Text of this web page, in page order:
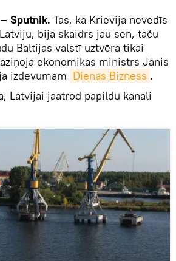
Sputnik. Tas, ka Krievija nevedīs
bija skaidrs jau sen, taču
Baltijas valstī uztvēra tikai
ekonomikas ministrs Jānis
izdevumam Dienas Bizness .
Latvijai jāatrod papildu kanāli